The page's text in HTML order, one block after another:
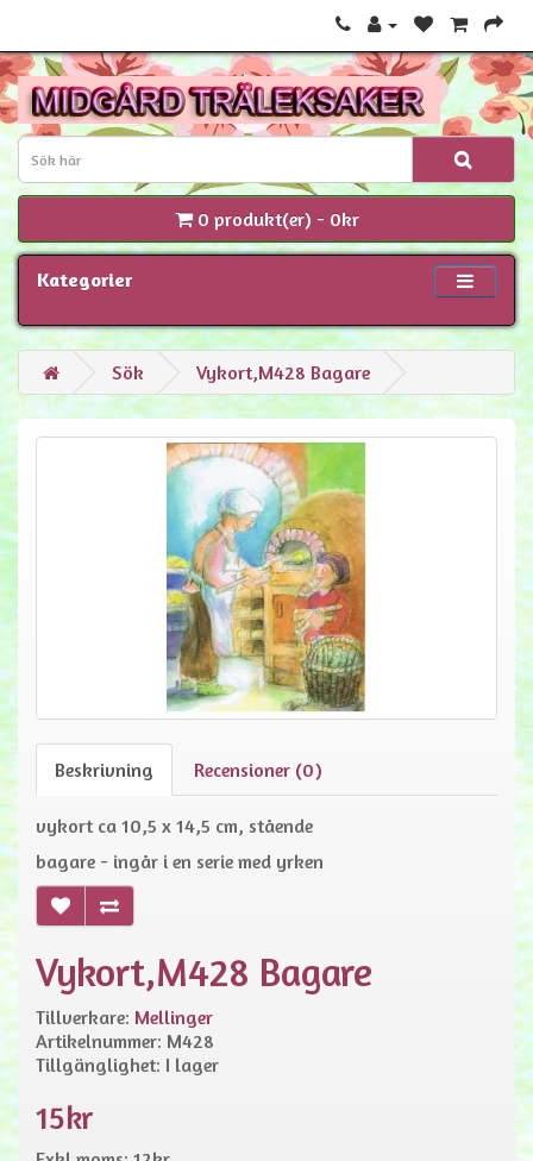
0 produkt(er) - 0kr
Kategorier
Sök Vykort,M428 Bagare
Beskrivning Recensioner (0)
vykort ca 10,5 x 14,5 cm, stående
bagare - ingår i en serie med yrken
Vykort,M428 Bagare
Tillverkare: Mellinger
Artikelnummer: M428
Tillgänglighet: I lager
15kr